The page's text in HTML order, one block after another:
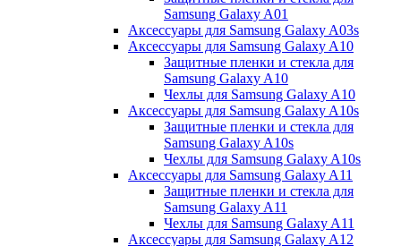
Samsung Galaxy A01
Аксессуары для Samsung Galaxy A03s
Аксессуары для Samsung Galaxy A10
Защитные пленки и стекла для
Samsung Galaxy A10
Чехлы для Samsung Galaxy A10
Аксессуары для Samsung Galaxy A10s
Защитные пленки и стекла для
Samsung Galaxy A10s
Чехлы для Samsung Galaxy A10s
Аксессуары для Samsung Galaxy A11
Защитные пленки и стекла для
Samsung Galaxy A11
Чехлы для Samsung Galaxy A11
Аксессуары для Samsung Galaxy A12